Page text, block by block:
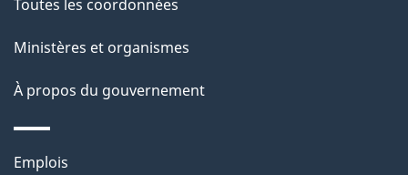
p
a
Toutes les coordonnées
Ministères et organismes
À propos du gouvernement
Thèmes
Emplois